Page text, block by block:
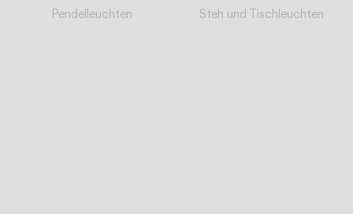
US/Canada
Pendelleuchten Steh und Tischleuchten